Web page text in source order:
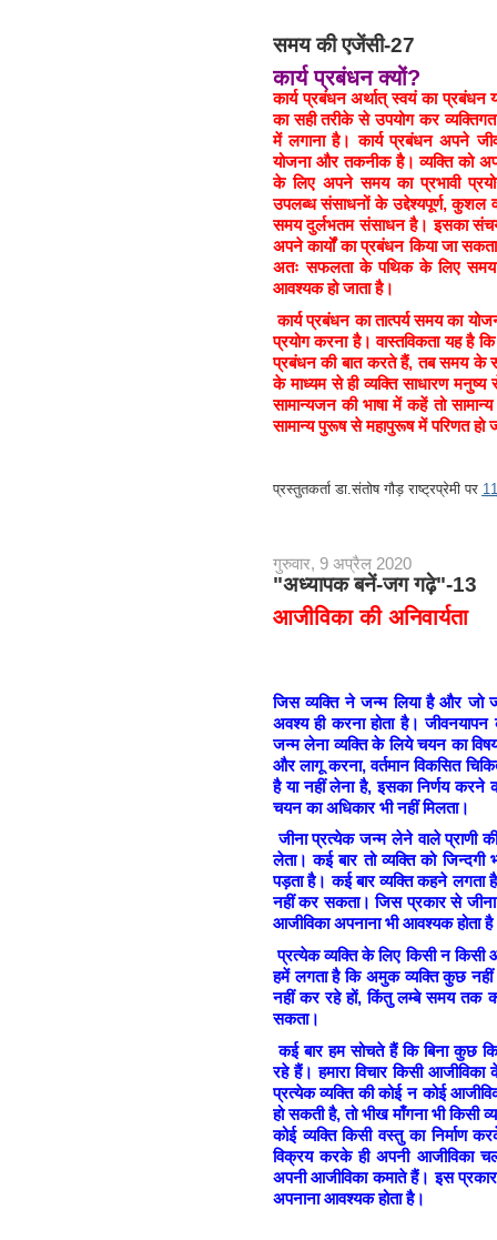
समय की एजेंसी-27
कार्य प्रबंधन क्यों?
कार्य प्रबंधन अर्थात् स्वयं का
का सही तरीके से उपयोग कर व्यक्तिगत,
में लगाना है। कार्य प्रबंधन अपने
योजना और तकनीक है। व्यक्ति को
के लिए अपने समय का प्रभावी
उपलब्ध संसाधनों के उद्देश्यपूर्ण, कुशल व
समय दुर्लभतम संसाधन है। इसका
अपने कार्यों का प्रबंधन किया जा
अतः सफलता के पथिक के लिए समय
आवश्यक हो जाता है।
कार्य प्रबंधन का तात्पर्य समय का
प्रयोग करना है। वास्तविकता यह है
प्रबंधन की बात करते हैं, तब समय के
के माध्यम से ही व्यक्ति साधारण मनुष्य
सामान्यजन की भाषा में कहें तो
सामान्य पुरूष से महापुरूष में परिणत हो
प्रस्तुतकर्ताडा.संतोष गौड़ राष्ट्रप्रेमी पर
गुरुवार, 9 अप्रैल 2020
"अध्यापक बनें-जग गढ़े"-13
आजीविका की अनिवार्यता
जिस व्यक्ति ने जन्म लिया है और
अवश्य ही करना होता है।
जन्म लेना व्यक्ति के लिये चयन का
और लागू करना, वर्तमान विकसित
है या नहीं लेना है, इसका निर्णय करने
चयन का अधिकार भी नहीं मिलता।
जीना प्रत्येक जन्म लेने वाले प्राणी
लेता। कई बार तो व्यक्ति को
पड़ता है। कई बार व्यक्ति कहने लगता
नहीं कर सकता। जिस प्रकार से
आजीविका अपनाना भी आवश्यक होता
प्रत्येक व्यक्ति के लिए किसी न किसी
हमें लगता है कि अमुक व्यक्ति कुछ
नहीं कर रहे हों, किंतु लम्बे समय तक
सकता।
कई बार हम सोचते हैं कि बिना कुछ
रहे हैं। हमारा विचार किसी
प्रत्येक व्यक्ति की कोई न कोई
हो सकती है, तो भीख माँगना भी किसी
कोई व्यक्ति किसी वस्तु का निर्माण
विक्रय करके ही अपनी आजीविका
अपनी आजीविका कमाते हैं। इस
अपनाना आवश्यक होता है।